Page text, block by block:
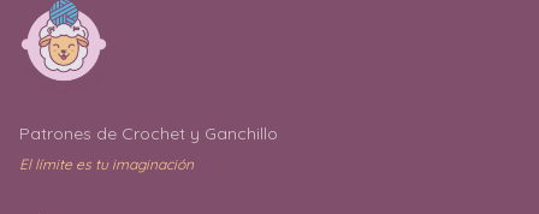
Patrones de Crochet y Ganchillo
El límite es tu imaginación